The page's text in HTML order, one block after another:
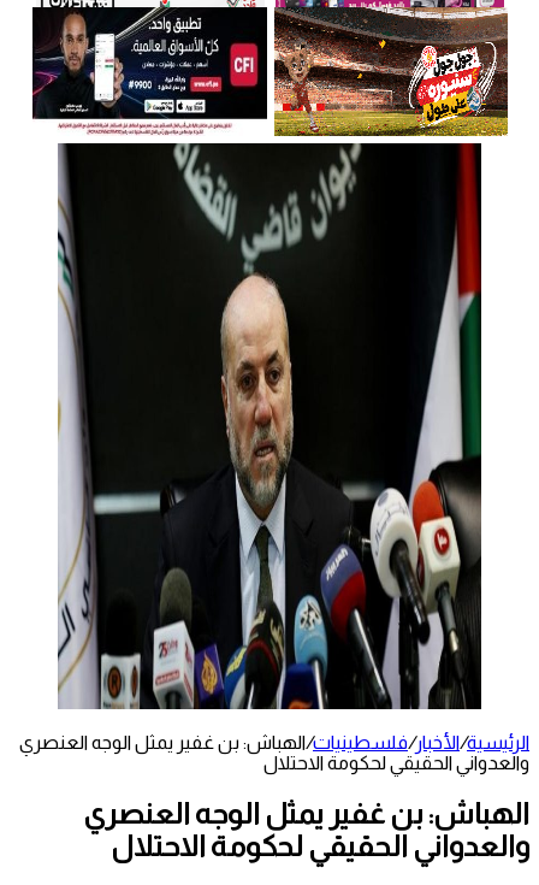
الرئيسية/الأخبار/فلسطينيات/الهباش: بن غفير يمثل الوجه العنصري
والعدواني الحقيقي لحكومة الاحتلال
الهباش: بن غفير يمثل الوجه العنصري
والعدواني الحقيقي لحكومة الاحتلال